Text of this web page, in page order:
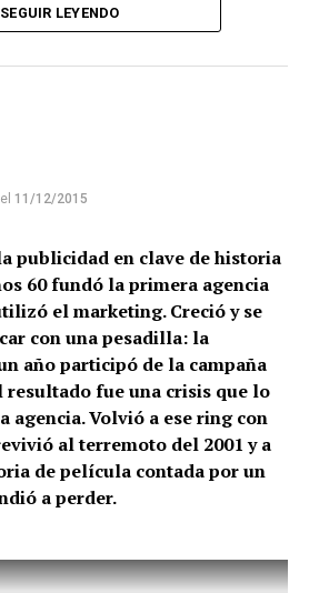
SEGUIR LEYENDO
el 11/12/2015
publicidad en clave de historia
60 fundó la primera agencia
el marketing. Creció y se
con una pesadilla: la
año participó de la campaña
fue una crisis que lo
agencia. Volvió a ese ring con
al terremoto del 2001 y a
de película contada por un
a perder.